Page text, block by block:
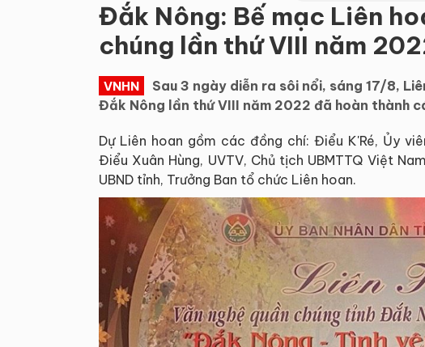
Đắk Nông: Bế mạc Liên
chúng lần thứ VIII năm
VNHN
Sau 3 ngày diễn ra sôi nổi, sáng 17/8,
Đắk Nông lần thứ VIII năm 2022 đã hoàn thành
Dự Liên hoan gồm các đồng chí: Điểu K'Ré, Ủy
Điểu Xuân Hùng, UVTV, Chủ tịch UBMTTQ Việt
UBND tỉnh, Trưởng Ban tổ chức Liên hoan.